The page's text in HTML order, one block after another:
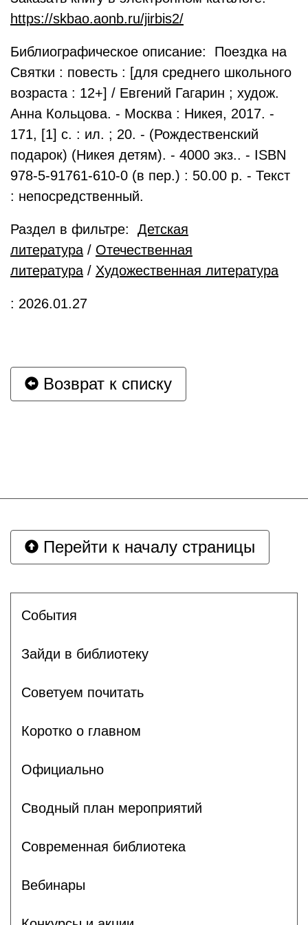
https://skbao.aonb.ru/jirbis2/
Библиографическое описание: Поездка на
Святки : повесть : [для среднего школьного
возраста : 12+] / Евгений Гагарин ; худож.
Анна Кольцова. - Москва : Никея, 2017. -
171, [1] с. : ил. ; 20. - (Рождественский
подарок) (Никея детям). - 4000 экз.. - ISBN
978-5-91761-610-0 (в пер.) : 50.00 р. - Текст
: непосредственный.
Раздел в фильтре: Детская
литература / Отечественная
литература / Художественная литература
: 2026.01.27
Возврат к списку
Перейти к началу страницы
События
Зайди в библиотеку
Советуем почитать
Коротко о главном
Официально
Сводный план мероприятий
Современная библиотека
Вебинары